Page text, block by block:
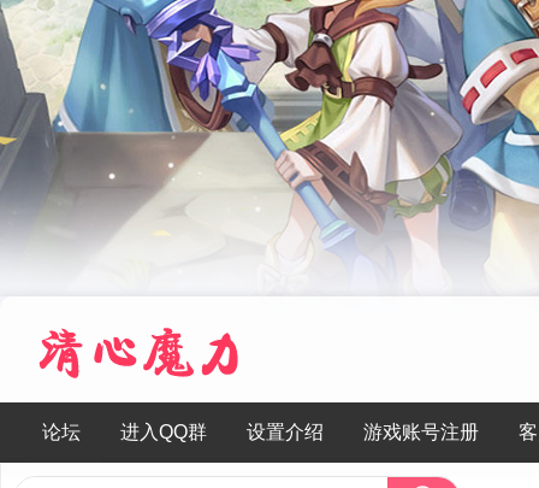
论坛 进入QQ群 设置介绍 游戏账号注册